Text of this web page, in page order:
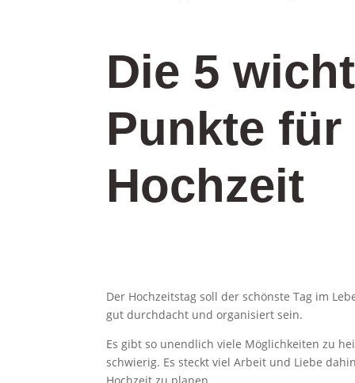
Die 5
Punkte
Hochzeit
Der Hochzeitstag soll der schönste Tag im
gut durchdacht und organisiert sein.
Es gibt so unendlich viele Möglichkeiten zu
schwierig. Es steckt viel Arbeit und Liebe